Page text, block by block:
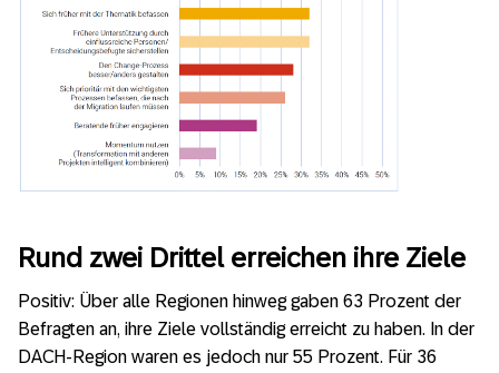
Rund zwei Drittel erreichen ihre Ziele
Positiv: Über alle Regionen hinweg gaben 63 Prozent der
Befragten an, ihre Ziele vollständig erreicht zu haben. In der
DACH-Region waren es jedoch nur 55 Prozent. Für 36